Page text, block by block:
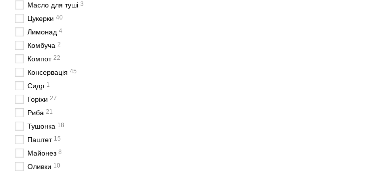
Масло для туші 3
Цукерки 40
Лимонад 4
Комбуча 2
Компот 22
Консервація 45
Сидр 1
Горіхи 27
Риба 21
Тушонка 18
Паштет 15
Майонез 8
Оливки 10